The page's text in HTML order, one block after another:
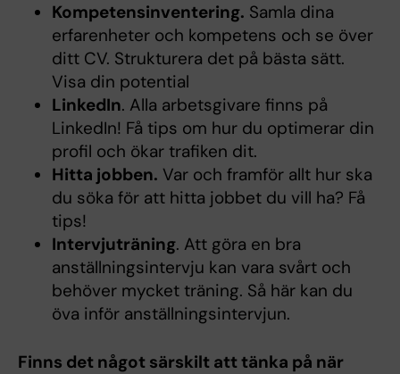
Kompetensinventering. Samla dina
erfarenheter och kompetens och se över
ditt CV. Strukturera det på bästa sätt.
Visa din potential
LinkedIn. Alla arbetsgivare finns på
LinkedIn! Få tips om hur du optimerar din
profil och ökar trafiken dit.
Hitta jobben. Var och framför allt hur ska
du söka för att hitta jobbet du vill ha? Få
tips!
Intervjuträning. Att göra en bra
anställningsintervju kan vara svårt och
behöver mycket träning. Så här kan du
öva inför anställningsintervjun.
Finns det något särskilt att tänka på när